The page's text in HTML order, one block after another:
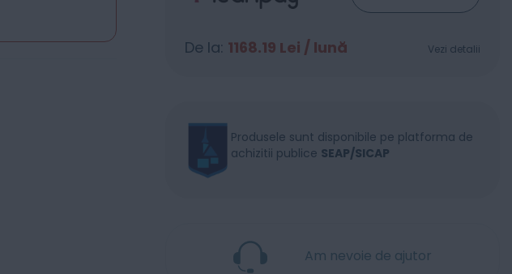
De la: 1168.19 Lei / lună Vezi detalii
Produsele sunt disponibile pe platforma de
achizitii publice SEAP/SICAP
Am nevoie de ajutor